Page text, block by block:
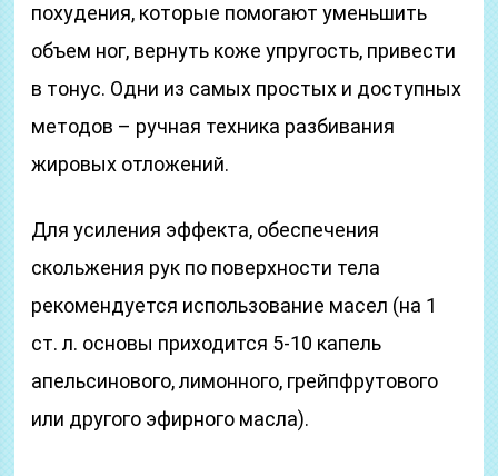
похудения, которые помогают уменьшить
объем ног, вернуть коже упругость, привести
в тонус. Одни из самых простых и доступных
методов – ручная техника разбивания
жировых отложений.
Для усиления эффекта, обеспечения
скольжения рук по поверхности тела
рекомендуется использование масел (на 1
ст. л. основы приходится 5-10 капель
апельсинового, лимонного, грейпфрутового
или другого эфирного масла).